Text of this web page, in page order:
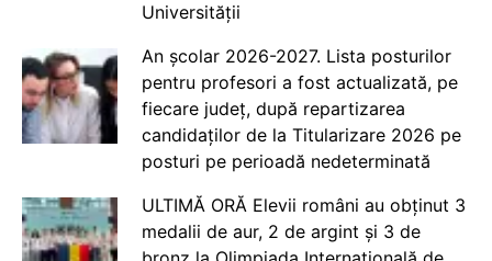
Universității
An școlar 2026-2027. Lista posturilor
pentru profesori a fost actualizată, pe
fiecare județ, după repartizarea
candidaților de la Titularizare 2026 pe
posturi pe perioadă nedeterminată
ULTIMĂ ORĂ Elevii români au obținut 3
medalii de aur, 2 de argint și 3 de